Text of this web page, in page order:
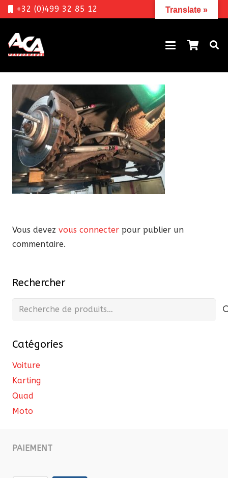
+32 (0)499 32 85 12
Vous devez vous connecter pour publier un
commentaire.
Rechercher
Recherche
Catégories
Voiture
Karting
Quad
Moto
PAIEMENT
Translate »